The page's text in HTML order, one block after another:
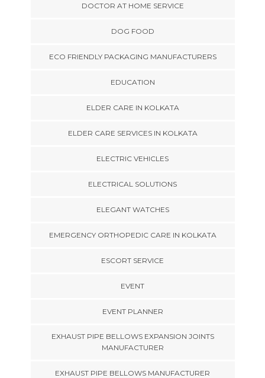
DOCTOR AT HOME SERVICE
DOG FOOD
ECO FRIENDLY PACKAGING MANUFACTURERS
EDUCATION
ELDER CARE IN KOLKATA
ELDER CARE SERVICES IN KOLKATA
ELECTRIC VEHICLES
ELECTRICAL SOLUTIONS
ELEGANT WATCHES
EMERGENCY ORTHOPEDIC CARE IN KOLKATA
ESCORT SERVICE
EVENT
EVENT PLANNER
EXHAUST PIPE BELLOWS EXPANSION JOINTS
MANUFACTURER
EXHAUST PIPE BELLOWS MANUFACTURER